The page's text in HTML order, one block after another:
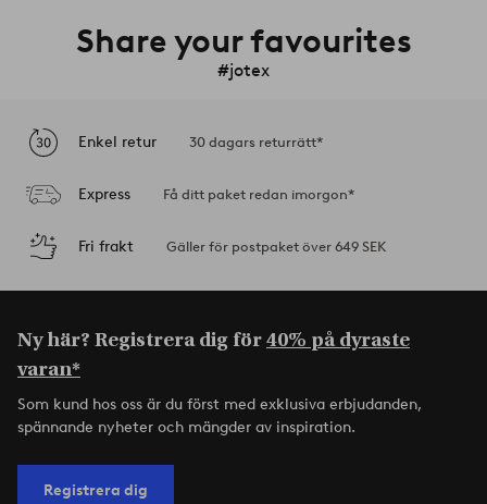
Share your favourites
#jotex
Enkel retur 30 dagars returrätt*
Express Få ditt paket redan imorgon*
Fri frakt Gäller för postpaket över 649 SEK
Ny här? Registrera dig för40% på dyraste
varan*
Som kund hos oss är du först med exklusiva erbjudanden,
spännande nyheter och mängder av inspiration.
Registrera dig